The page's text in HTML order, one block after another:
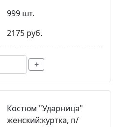
999 шт.
2175 руб.
+
Костюм "Ударница"
женский:куртка, п/